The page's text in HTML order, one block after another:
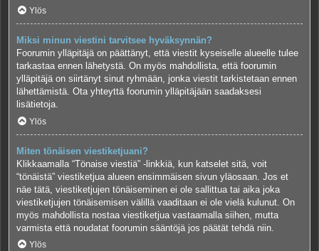
Ylös
Miksi minun viestini tarvitsee hyväksynnän?
Foorumin ylläpitäjä on päättänyt, että viestit kyseiselle alueelle tulee
tarkastaa ennen lähetystä. On myös mahdollista, että foorumin
ylläpitäjä on siirtänyt sinut ryhmään, jonka viestit tarkistetaan ennen
lähettämistä. Ota yhteyttä foorumin ylläpitäjään saadaksesi
lisätietoja.
Ylös
Miten tönäisen viestiketjuani?
Klikkaamalla “Tönaise viestiä” -linkkiä, kun katselet sitä, voit
“tönäistä” viestiketjua alueen ensimmäisen sivun yläosaan. Jos et
näe tätä, viestiketjujen tönäiseminen ei ole sallittua tai aika joka
viestiketjujen tönäisemisen välillä vaaditaan ei ole vielä kulunut. On
myös mahdollista nostaa viestiketjua vastaamalla siihen, mutta
varmista että noudatat foorumin sääntöjä jos päätät tehdä niin.
Ylös